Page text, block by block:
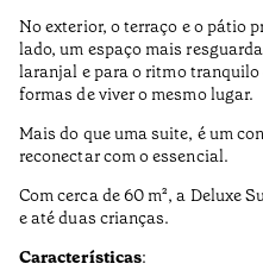
No exterior, o terraço e o pátio
lado, um espaço mais
laranjal e para o ritmo
formas de viver o mesmo lugar.
Mais do que uma suite, é um
reconectar com o essencial.
Com cerca de 60 m², a Deluxe
e até duas crianças.
Características: